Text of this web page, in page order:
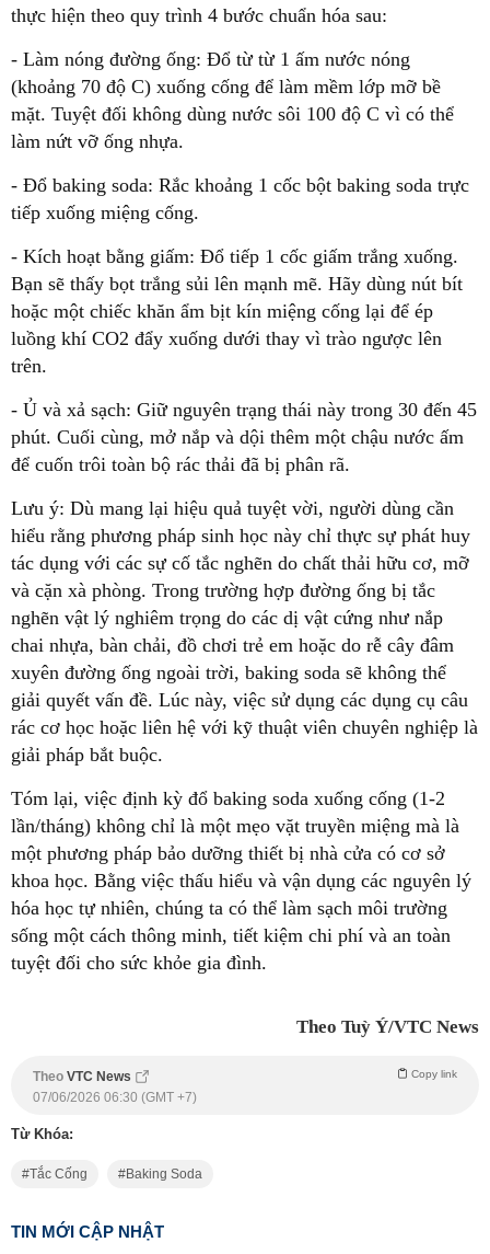
thực hiện theo quy trình 4 bước chuẩn hóa sau:
- Làm nóng đường ống: Đổ từ từ 1 ấm nước nóng
(khoảng 70 độ C) xuống cống để làm mềm lớp mỡ bề
mặt. Tuyệt đối không dùng nước sôi 100 độ C vì có thể
làm nứt vỡ ống nhựa.
- Đổ baking soda: Rắc khoảng 1 cốc bột baking soda trực
tiếp xuống miệng cống.
- Kích hoạt bằng giấm: Đổ tiếp 1 cốc giấm trắng xuống.
Bạn sẽ thấy bọt trắng sủi lên mạnh mẽ. Hãy dùng nút bít
hoặc một chiếc khăn ẩm bịt kín miệng cống lại để ép
luồng khí CO2 đẩy xuống dưới thay vì trào ngược lên
trên.
- Ủ và xả sạch: Giữ nguyên trạng thái này trong 30 đến 45
phút. Cuối cùng, mở nắp và dội thêm một chậu nước ấm
để cuốn trôi toàn bộ rác thải đã bị phân rã.
Lưu ý: Dù mang lại hiệu quả tuyệt vời, người dùng cần
hiểu rằng phương pháp sinh học này chỉ thực sự phát huy
tác dụng với các sự cố tắc nghẽn do chất thải hữu cơ, mỡ
và cặn xà phòng. Trong trường hợp đường ống bị tắc
nghẽn vật lý nghiêm trọng do các dị vật cứng như nắp
chai nhựa, bàn chải, đồ chơi trẻ em hoặc do rễ cây đâm
xuyên đường ống ngoài trời, baking soda sẽ không thể
giải quyết vấn đề. Lúc này, việc sử dụng các dụng cụ câu
rác cơ học hoặc liên hệ với kỹ thuật viên chuyên nghiệp là
giải pháp bắt buộc.
Tóm lại, việc định kỳ đổ baking soda xuống cống (1-2
lần/tháng) không chỉ là một mẹo vặt truyền miệng mà là
một phương pháp bảo dưỡng thiết bị nhà cửa có cơ sở
khoa học. Bằng việc thấu hiểu và vận dụng các nguyên lý
hóa học tự nhiên, chúng ta có thể làm sạch môi trường
sống một cách thông minh, tiết kiệm chi phí và an toàn
tuyệt đối cho sức khỏe gia đình.
Theo Tuỳ Ý/VTC News
Theo VTC News Copy link
07/06/2026 06:30 (GMT +7)
Từ Khóa:
Tắc Cống Baking Soda
TIN MỚI CẬP NHẬT